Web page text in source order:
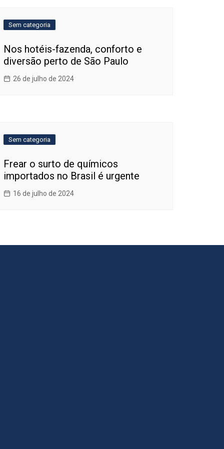
Sem categoria
Nos hotéis-fazenda, conforto e
diversão perto de São Paulo
26 de julho de 2024
Sem categoria
Frear o surto de químicos
importados no Brasil é urgente
16 de julho de 2024